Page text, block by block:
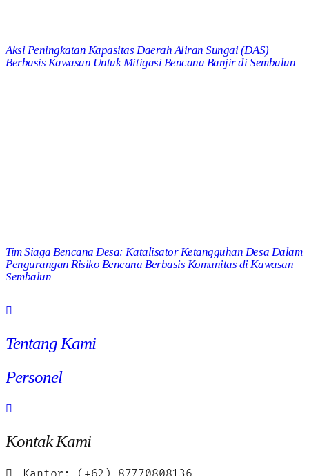
Aksi Peningkatan Kapasitas Daerah Aliran Sungai (DAS)
Berbasis Kawasan Untuk Mitigasi Bencana Banjir di Sembalun
Tim Siaga Bencana Desa: Katalisator Ketangguhan Desa Dalam
Pengurangan Risiko Bencana Berbasis Komunitas di Kawasan
Sembalun
Tentang Kami
Personel
Kontak Kami